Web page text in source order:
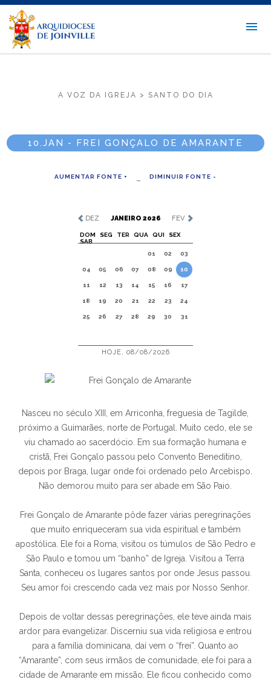
A VOZ DA IGREJA > SANTO DO DIA
10.JAN - FREI GONÇALO DE AMARANTE
AUMENTAR FONTE + DIMINUIR FONTE -
DEZ JANEIRO 2026 FEV
DOM SEG TER QUA QUI
SEX
SAB
01
02 03
04 05 06 07 08 09 10
11 12 13 14 15 16 17
18 19 20 21 22 23 24
25 26 27 28 29 30 31
HOJE, 08/08/2026
Nasceu no século XIII, em Arriconha, freguesia de Tagilde,
próximo a Guimarães, norte de Portugal. Muito cedo, ele se
viu chamado ao sacerdócio. Em sua formação humana e
cristã, Frei Gonçalo passou pelo Convento Beneditino,
depois por Braga, lugar onde foi ordenado pelo Arcebispo.
Não demorou muito para ser abade em São Paio.
Frei Gonçalo de Amarante pôde fazer várias peregrinações
que muito enriqueceram sua vida espiritual e também
apostólica. Ele foi a Roma, visitou os túmulos de São Pedro e
São Paulo e tomou um “banho” de Igreja. Visitou a Terra
Santa, conheceu os lugares santos por onde Jesus passou.
Seu amor foi crescendo cada vez mais por Nosso Senhor.
Depois de voltar dessas peregrinações, ele teve ainda mais
ardor para evangelizar. Discerniu sua vida religiosa e entrou
para a família dominicana, daí vem o “frei”. Quanto ao
“Amarante”, com seus irmãos de comunidade, ele foi para a
cidade de Amarante em missão. Ele ficou conhecido como